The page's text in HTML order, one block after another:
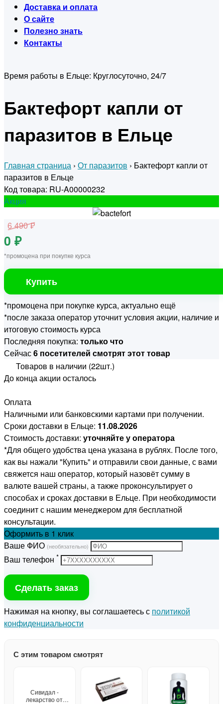
Доставка и оплата
О сайте
Полезно знать
Контакты
Время работы в Ельце: Круглосуточно, 24/7
Бактефорт капли от
паразитов в Ельце
Главная страница › От паразитов › Бактефорт капли от
паразитов в Ельце
Код товара: RU-A00000232
Акция
6 490 ₽
0 ₽
*промоцена при покупке курса
Купить
*промоцена при покупке курса, актуально ещё
*после заказа оператор уточнит условия акции, наличие и
итоговую стоимость курса
Последняя покупка: только что
Сейчас6 посетителей смотрят этот товар
Товаров в наличии (22шт.)
До конца акции осталось
Оплата
Наличными или банковскими картами при получении.
Сроки доставки в Ельце: 11.08.2026
Стоимость доставки: уточняйте у оператора
*Для общего удобства цена указана в рублях. После того,
как вы нажали "Купить" и отправили свои данные, с вами
свяжется наш оператор, который назовёт сумму в
валюте вашей страны, а также проконсультирует о
способах и сроках доставки в Ельце. При необходимости
соединит с нашим менеджером для бесплатной
консультации.
Оформить в 1 клик
Ваше ФИО (необязательно)
Ваш телефон *
Сделать заказ
Нажимая на кнопку, вы соглашаетесь с политикой
конфиденциальности
С этим товаром смотрят
Сивидал -
лекарство от